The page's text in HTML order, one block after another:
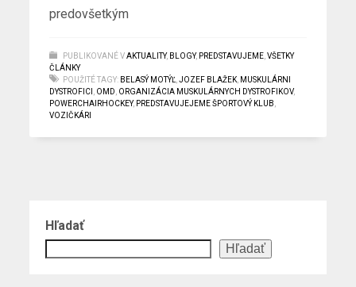
predovšetkým
PUBLIKOVANÉ V AKTUALITY, BLOGY, PREDSTAVUJEME ,VŠETKY
ČLÁNKY
POUŽITÉ TAGY: BELASÝ MOTÝĽ ,JOZEF BLAŽEK MUSKULÁRNI
DYSTROFICI
OMD ORGANIZÁCIA MUSKULÁRNYCH DYSTROFIKOV,
POWERCHAIRHOCKEY, PREDSTAVUJEJEME ŠPORTOVÝ KLUB
VOZIČKÁRI
Hľadať
Hľadať